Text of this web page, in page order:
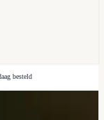
besteld